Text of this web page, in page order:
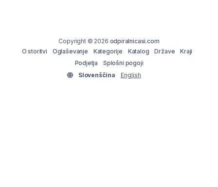
Copyright © 2026 odpiralnicasi.com
O storitvi
Oglaševanje Kategorije Katalog Države
Kraji
Podjetja
Splošni pogoji
Slovenščina
English